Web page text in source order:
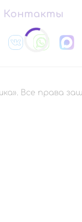
Контакты
Все права